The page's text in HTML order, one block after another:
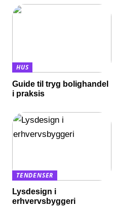
HUS
Guide til tryg bolighandel
i praksis
TENDENSER
Lysdesign i
erhvervsbyggeri